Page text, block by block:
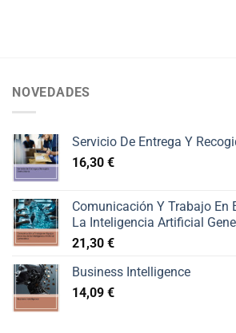
NOVEDADES
Servicio De Entrega Y
16,30 €
Comunicación Y Trabajo En
La Inteligencia Artificial
21,30 €
Business Intelligence
14,09 €